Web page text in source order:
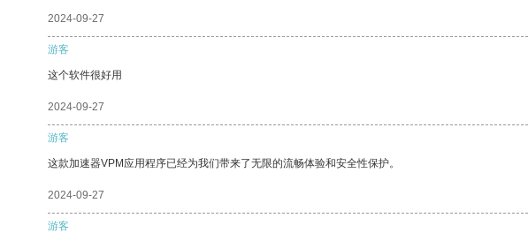
2024-09-27
游客
这个软件很好用
2024-09-27
游客
这款加速器VPM应用程序已经为我们带来了无限的流畅体验和安全性保护。
2024-09-27
游客